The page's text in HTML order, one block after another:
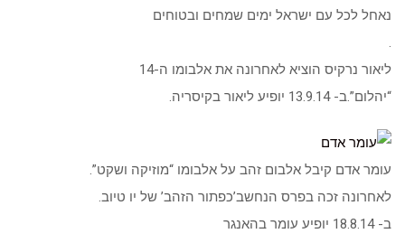
נאחל לכל עם ישראל ימים שמחים ובטוחים
.
ליאור נרקיס הוציא לאחרונה את אלבומו ה-14
“יהלום”.ב- 13.9.14 יופיע ליאור בקיסריה.
עומר אדם קיבל אלבום זהב על אלבומו “מוזיקה ושקט”.
לאחרונה זכה בפרס הנחשב’כפתור הזהב’ של יו טיוב.
ב- 18.8.14 יופיע עומר בהאנגר